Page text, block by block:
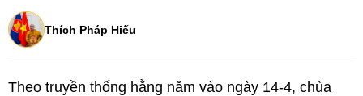
Thích Pháp Hiếu
Theo truyền thống hằng năm vào ngày 14-4, chùa